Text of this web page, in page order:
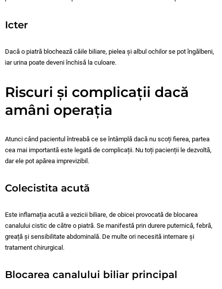
Icter
Dacă o piatră blochează căile biliare, pielea și albul ochilor se pot îngălbeni,
iar urina poate deveni închisă la culoare.
Riscuri și complicații dacă
amâni operația
Atunci când pacientul întreabă ce se întâmplă dacă nu scoți fierea, partea
cea mai importantă este legată de complicații. Nu toți pacienții le dezvoltă,
dar ele pot apărea imprevizibil.
Colecistita acută
Este inflamația acută a vezicii biliare, de obicei provocată de blocarea
canalului cistic de către o piatră. Se manifestă prin durere puternică, febră,
greață și sensibilitate abdominală. De multe ori necesită internare și
tratament chirurgical.
Blocarea canalului biliar principal